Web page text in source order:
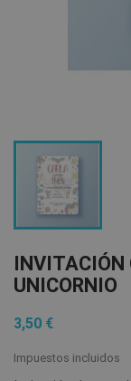
INVITACIÓN
UNICORNIO
3,50 €
Impuestos incluidos